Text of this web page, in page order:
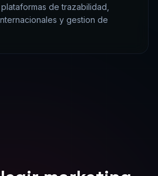
de trazabilidad,
y gestion de